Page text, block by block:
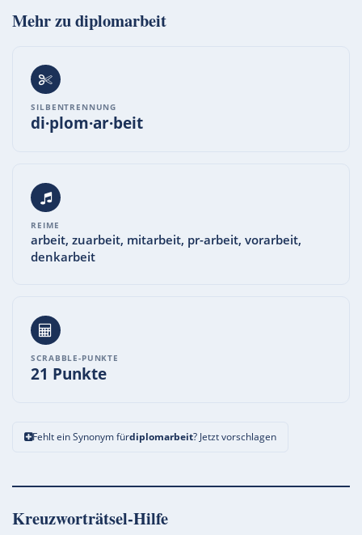
Mehr zudiplomarbeit
SILBENTRENNUNG
di·plom·ar·beit
REIME
arbeit, zuarbeit, mitarbeit, pr-arbeit, vorarbeit,
denkarbeit
SCRABBLE-PUNKTE
21 Punkte
Fehlt ein Synonym fürdiplomarbeit? Jetzt vorschlagen
Kreuzworträtsel-Hilfe